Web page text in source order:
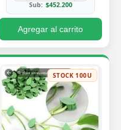
Sub: $452.200
Agregar al carrito
STOCK 100U